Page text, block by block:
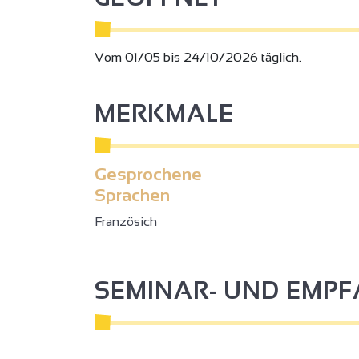
Vom 01/05 bis 24/10/2026 täglich.
MERKMALE
Gesprochene
Sprachen
Französich
SEMINAR- UND
2
2